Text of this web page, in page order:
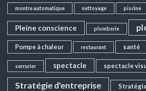
montre automatique nettoyage piscine
Pleine conscience plomberie
Pompe à chaleur restaurant santé
serrurier spectacle spectacle
Stratégie d'entreprise